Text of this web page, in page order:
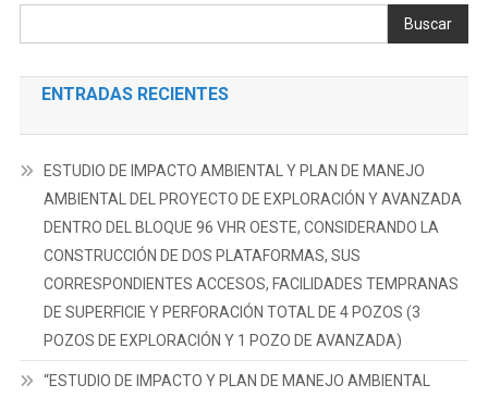
Buscar
ENTRADAS RECIENTES
ESTUDIO DE IMPACTO AMBIENTAL Y PLAN DE MANEJO
AMBIENTAL DEL PROYECTO DE EXPLORACIÓN Y AVANZADA
DENTRO DEL BLOQUE 96 VHR OESTE, CONSIDERANDO LA
CONSTRUCCIÓN DE DOS PLATAFORMAS, SUS
CORRESPONDIENTES ACCESOS, FACILIDADES TEMPRANAS
DE SUPERFICIE Y PERFORACIÓN TOTAL DE 4 POZOS (3
POZOS DE EXPLORACIÓN Y 1 POZO DE AVANZADA)
“ESTUDIO DE IMPACTO Y PLAN DE MANEJO AMBIENTAL